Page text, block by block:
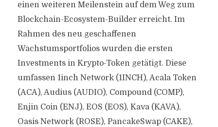
einen weiteren Meilenstein auf dem Weg zum
Blockchain-Ecosystem-Builder erreicht. Im
Rahmen des neu geschaffenen
Wachstumsportfolios wurden die ersten
Investments in Krypto-Token getätigt. Diese
umfassen 1inch Network (1INCH), Acala Token
(ACA), Audius (AUDIO), Compound (COMP),
Enjin Coin (ENJ), EOS (EOS), Kava (KAVA),
Oasis Network (ROSE), PancakeSwap (CAKE),